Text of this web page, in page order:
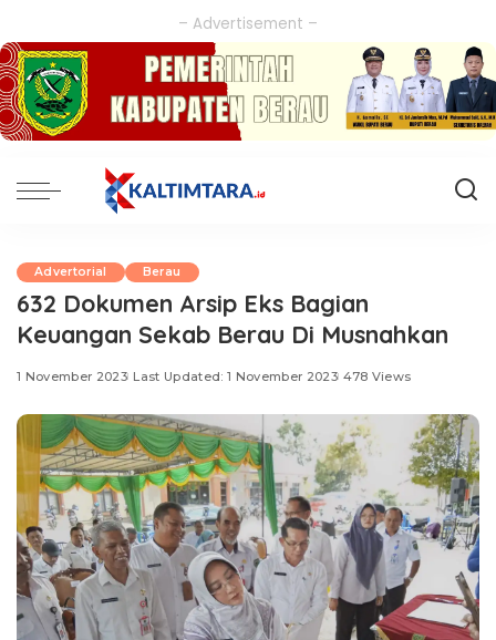
– Advertisement –
Advertorial Berau
632 Dokumen Arsip Eks Bagian
Keuangan Sekab Berau Di Musnahkan
1 November 2023 Last Updated: 1 November 2023 478 Views